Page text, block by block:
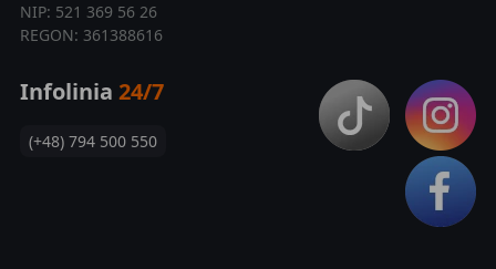
NIP: 521 369 56 26
REGON: 361388616
Infolinia 24/7
(+48) 794 500 550